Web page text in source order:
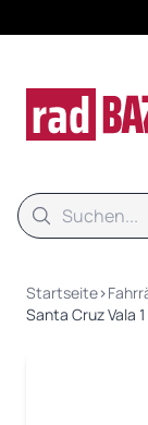
Suche
Startseite›
Santa Cruz Vala